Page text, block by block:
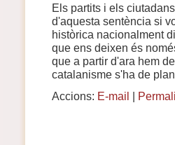
Els partits i els
d'aquesta sentència si
històrica nacionalment
que ens deixen és
que a partir d'ara hem
catalanisme s'ha de
Accions: E-mail |